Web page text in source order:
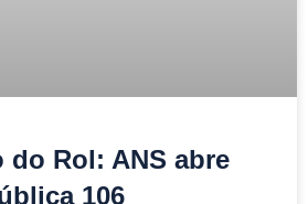
do Rol: ANS abre
106